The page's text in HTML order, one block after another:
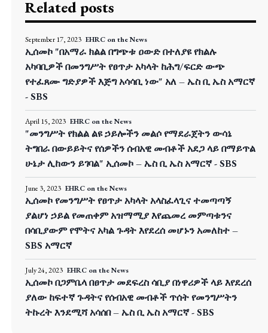
Related posts
September 17, 2023 EHRC on the News
ኢሰመኮ "በአማራ ክልል በግጭቱ ዐውድ በተለያዩ የክልሉ
አካባቢዎች በመንግሥት የፀጥታ አካላት ከሕግ/ፍርድ ውጭ
የተፈጸሙ ግድያዎች እጅግ አሳሳቢ ነው" አለ – ኤስ ቢ ኤስ አማርኛ
- SBS
April 15, 2023 EHRC on the News
"መንግሥት የክልል ልዩ ኃይሎችን መልሶ የማደራጀትን ውሳኔ
ትግበራ በውይይትና የሰዎችን ሰብአዊ መብቶች አደጋ ላይ በማይጥል
ሁኔታ ሊከውን ይገባል" ኢሰመኮ – ኤስ ቢ ኤስ አማርኛ - SBS
June 3, 2023 EHRC on the News
ኢሰመኮ የመንግሥት የፀጥታ አካላት አላስፈላጊና ተመጣጣኝ
ያልሆነ ኃይል የመጠቀም አዝማሚያ እየጨመረ መምጣቱንና
በሳቢያውም የሞትና አካል ጉዳት እየደረሰ መሆኑን አመለከተ –
SBS አማርኛ
July 24, 2023 EHRC on the News
ኢሰመኮ በጋምቤላ በፀጥታ መደፍረስ ሳቢያ በነዋሪዎች ላይ እየደረሰ
ያለው ከፍተኛ ጉዳትና የሰብአዊ መብቶች ጥሰት የመንግሥትን
ትኩረት እንደሚሻ አሳሰበ – ኤስ ቢ ኤስ አማርኛ - SBS